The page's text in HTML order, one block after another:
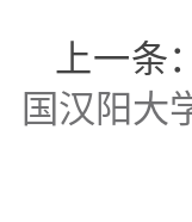
上一条
国汉阳大